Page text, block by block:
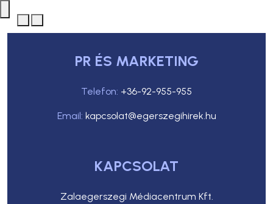
PR ÉS MARKETING
Telefon: +36-92-955-955
Email: kapcsolat@egerszegihirek.hu
KAPCSOLAT
Zalaegerszegi Médiacentrum Kft.